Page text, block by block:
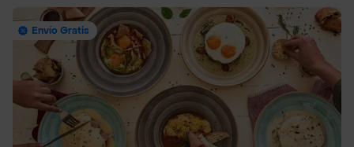
Envío Gratis